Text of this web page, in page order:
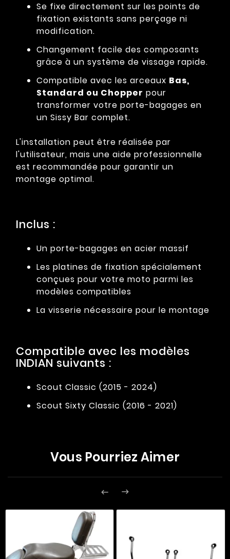
Se fixe directement sur les points de
fixation existants sans perçage ni
modification.
Changement facile des composants
grâce à un système de vissage rapide.
Compatible avec les arceaux Bas,
Standard ou Chopper pour
transformer votre porte-bagages en
un Sissy Bar complet.
L'installation peut être réalisée par
l'utilisateur, mais une aide professionnelle
est recommandée pour garantir un
montage optimal.
Inclus :
Un porte-bagages en acier massif
Les platines de fixation spécialement
conçues pour votre moto parmi les
modèles compatibles
La visserie nécessaire pour le montage
Compatible avec les modèles
INDIAN suivants :
Scout Classic (2015 - 2024)
Scout Sixty Classic (2016 - 2021)
Vous Pourriez Aimer
 